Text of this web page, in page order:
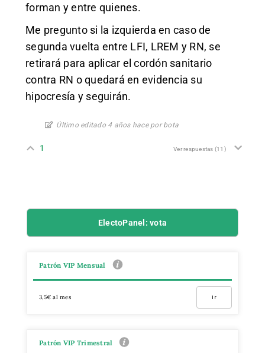
forman y entre quienes.
Me pregunto si la izquierda en caso de
segunda vuelta entre LFI, LREM y RN, se
retirará para aplicar el cordón sanitario
contra RN o quedará en evidencia su
hipocresía y seguirán.
Último editado 4 años hace por bota
1 Ver respuestas (11)
ElectoPanel: vota
Patrón VIP Mensual
3,5€ al mes Ir
Patrón VIP Trimestral